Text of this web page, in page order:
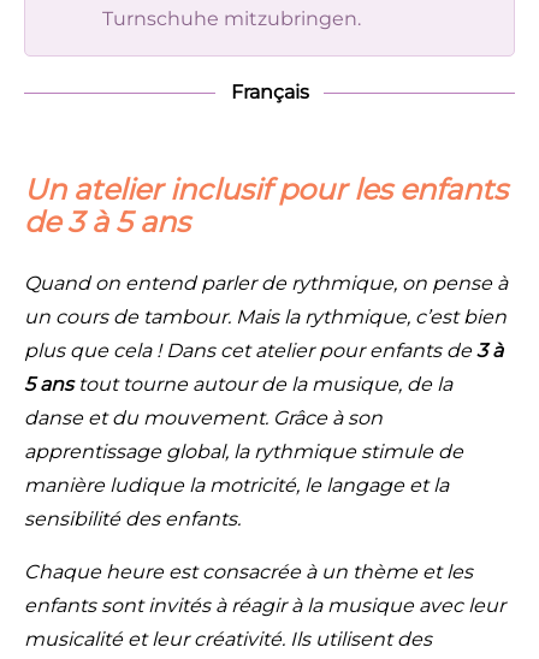
Turnschuhe mitzubringen.
Français
Un atelier inclusif pour les enfants
de 3 à 5 ans
Quand on entend parler de rythmique, on pense à
un cours de tambour. Mais la rythmique, c’est bien
plus que cela ! Dans cet atelier pour enfants de3 à
5 anstout tourne autour de la musique, de la
danse et du mouvement. Grâce à son
apprentissage global, la rythmique stimule de
manière ludique la motricité, le langage et la
sensibilité des enfants.
Chaque heure est consacrée à un thème et les
enfants sont invités à réagir à la musique avec leur
musicalité et leur créativité. Ils utilisent des